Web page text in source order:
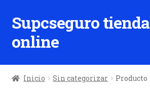
Ir
a
la
Ir
al
contenido
Supcseguro tienda
online
Inicio Sin categorizar Producto